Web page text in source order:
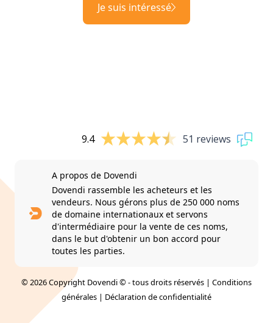
Je suis intéressé
9.4 51 reviews
A propos de Dovendi
Dovendi rassemble les acheteurs et les
vendeurs. Nous gérons plus de 250 000 noms
de domaine internationaux et servons
d'intermédiaire pour la vente de ces noms,
dans le but d'obtenir un bon accord pour
toutes les parties.
© 2026 Copyright Dovendi © - tous droits réservés | Conditions
générales | Déclaration de confidentialité